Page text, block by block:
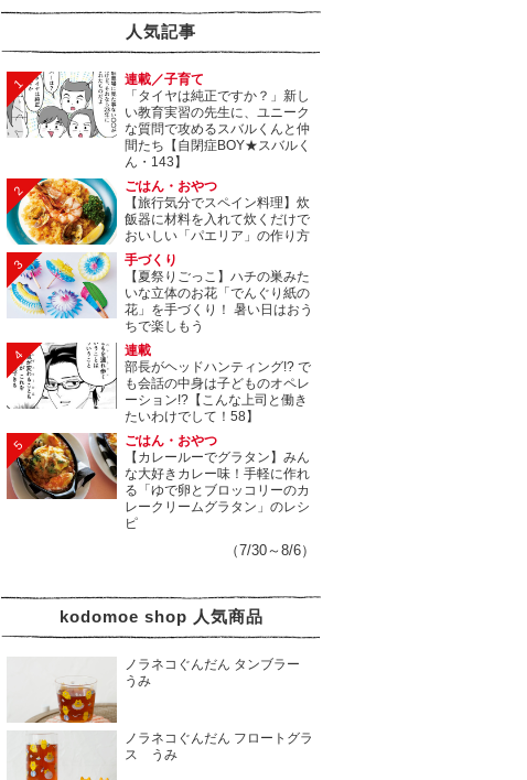
人気記事
1
連載／子育て
「タイヤは純正ですか？」新し
い教育実習の先生に、ユニーク
な質問で攻めるスバルくんと仲
間たち【自閉症BOY★スバルく
ん・143】
2
ごはん・おやつ
【旅行気分でスペイン料理】炊
飯器に材料を入れて炊くだけで
おいしい「パエリア」の作り方
3
手づくり
【夏祭りごっこ】ハチの巣みた
いな立体のお花「でんぐり紙の
花」を手づくり！ 暑い日はおう
ちで楽しもう
4
連載
部長がヘッドハンティング!? で
も会話の中身は子どものオペレ
ーション!?【こんな上司と働き
たいわけでして！58】
5
ごはん・おやつ
【カレールーでグラタン】みん
な大好きカレー味！手軽に作れ
る「ゆで卵とブロッコリーのカ
レークリームグラタン」のレシ
ピ
（7/30～8/6）
kodomoe shop 人気商品
ノラネコぐんだん タンブラー
うみ
ノラネコぐんだん フロートグラ
ス うみ